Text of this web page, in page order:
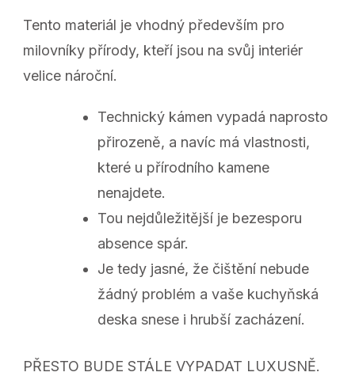
Tento materiál je vhodný především pro
milovníky přírody, kteří jsou na svůj interiér
velice nároční.
Technický kámen vypadá naprosto
přirozeně, a navíc má vlastnosti,
které u přírodního kamene
nenajdete.
Tou nejdůležitější je bezesporu
absence spár.
Je tedy jasné, že čištění nebude
žádný problém a vaše kuchyňská
deska snese i hrubší zacházení.
PŘESTO BUDE STÁLE VYPADAT LUXUSNĚ.